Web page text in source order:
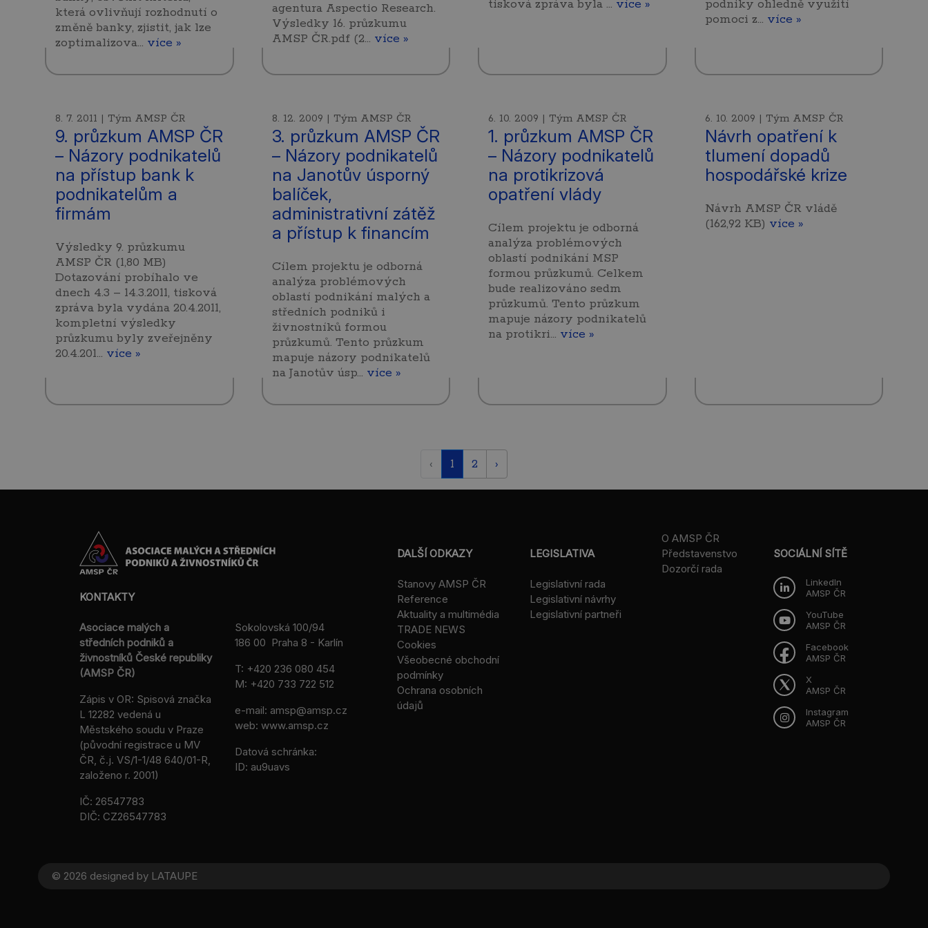
která ovlivňují rozhodnutí o
změně banky, zjistit, jak lze
zoptimalizova… více »
agentura Aspectio Research.
Výsledky 16. průzkumu
AMSP ČR.pdf (2… více »
tisková zpráva byla … více »
podniky ohledně využití
pomoci z… více »
8. 7. 2011 | Tým AMSP ČR
9. průzkum AMSP ČR
– Názory podnikatelů
na přístup bank k
podnikatelům a
firmám
Výsledky 9. průzkumu
AMSP ČR (1,80 MB)
Dotazování probíhalo ve
dnech 4.3 – 14.3.2011, tisková
zpráva byla vydána 20.4.2011,
kompletní výsledky
průzkumu byly zveřejněny
20.4.201… více »
8. 12. 2009 | Tým AMSP ČR
3. průzkum AMSP ČR
– Názory podnikatelů
na Janotův úsporný
balíček,
administrativní zátěž
a přístup k financím
Cílem projektu je odborná
analýza problémových
oblastí podnikání malých a
středních podniků i
živnostníků formou
průzkumů. Tento průzkum
mapuje názory podnikatelů
na Janotův úsp… více »
6. 10. 2009 | Tým AMSP ČR
1. průzkum AMSP ČR
– Názory podnikatelů
na protikrizová
opatření vlády
Cílem projektu je odborná
analýza problémových
oblastí podnikání MSP
formou průzkumů. Celkem
bude realizováno sedm
průzkumů. Tento průzkum
mapuje názory podnikatelů
na protikri… více »
6. 10. 2009 | Tým AMSP ČR
Návrh opatření k
tlumení dopadů
hospodářské krize
Návrh AMSP ČR vládě
(162,92 KB) více »
‹ 1 2 ›
KONTAKTY
Asociace malých a
středních podniků a
živnostníků České republiky
(AMSP ČR)
Zápis v OR: Spisová značka
L 12282 vedená u
Městského soudu v Praze
(původní registrace u MV
ČR, č.j. VS/1-1/48 640/01-R,
založeno r. 2001)
IČ: 26547783
DIČ: CZ26547783
Sokolovská 100/94
186 00 Praha 8 - Karlín
T: +420 236 080 454
M: +420 733 722 512
e-mail: amsp@amsp.cz
web: www.amsp.cz
Datová schránka:
ID: au9uavs
DALŠÍ ODKAZY
Stanovy AMSP ČR
Reference
Aktuality a multimédia
TRADE NEWS
Cookies
Všeobecné obchodní
podmínky
Ochrana osobních
údajů
LEGISLATIVA
Legislativní rada
Legislativní návrhy
Legislativní partneři
O AMSP ČR
Představenstvo
Dozorčí rada
SOCIÁLNÍ SÍTĚ
LinkedIn
AMSP ČR
YouTube
AMSP ČR
Facebook
AMSP ČR
X
AMSP ČR
Instagram
AMSP ČR
© 2026 designed by LATAUPE